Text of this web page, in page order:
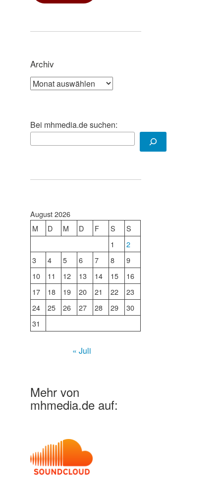
Archiv
Archiv
Bei mhmedia.de suchen:
August 2026
M
D M D F S
S
1
2
3
4 5 6 7 8
9
10
11 12 13 14 15
16
17
18 19 20 21 22
23
24
25 26 27 28 29
30
31
« Juli
Mehr von
mhmedia.de auf: